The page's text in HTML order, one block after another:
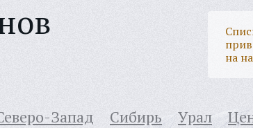
на
Запад Сибирь Урал